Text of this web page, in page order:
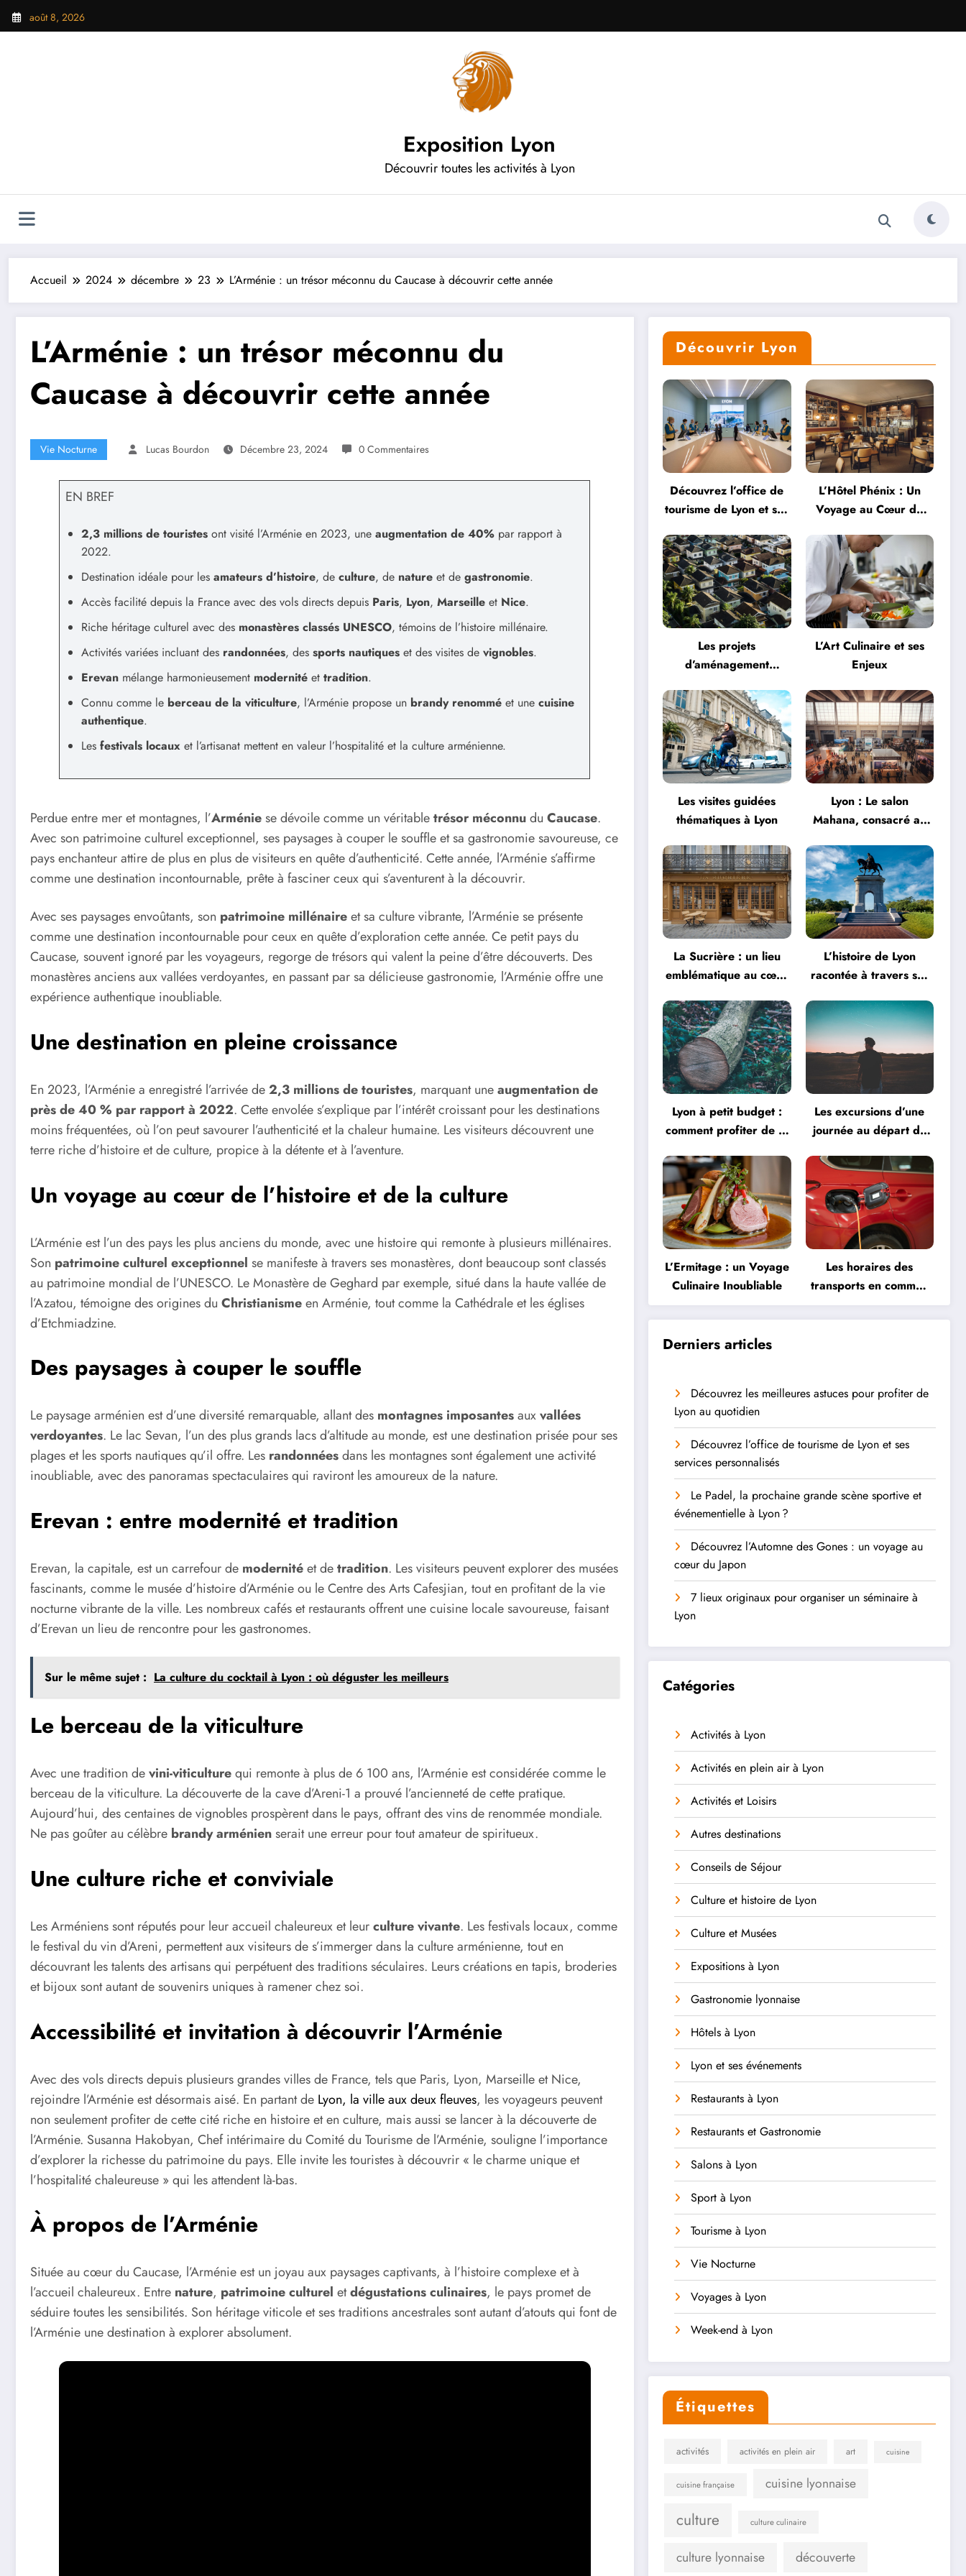
Aller
août 8, 2026
Exposition Lyon
Découvrir toutes les activités à Lyon
Accueil 2024 décembre 23 L’Arménie : un trésor méconnu du Caucase à découvrir cette année
L’Arménie : un trésor méconnu du
Caucase à découvrir cette année
Vie Nocturne Lucas Bourdon Décembre 23, 2024 0 Commentaires
EN BREF
2,3 millions de touristes ont visité l’Arménie en 2023, une augmentation de 40% par rapport à
2022.
Destination idéale pour les amateurs d’histoire, de culture, de nature et de gastronomie.
Accès facilité depuis la France avec des vols directs depuis Paris, Lyon, Marseille et Nice.
Riche héritage culturel avec des monastères classés UNESCO, témoins de l’histoire millénaire.
Activités variées incluant des randonnées, des sports nautiques et des visites de vignobles.
Erevan mélange harmonieusement modernité et tradition.
Connu comme le berceau de la viticulture, l’Arménie propose un brandy renommé et une cuisine
authentique.
Les festivals locaux et l’artisanat mettent en valeur l’hospitalité et la culture arménienne.
Perdue entre mer et montagnes, l’Arméniese dévoile comme un véritabletrésor méconnudu Caucase.
Avec son patrimoine culturel exceptionnel, ses paysages à couper le souffle et sa gastronomie savoureuse, ce
pays enchanteur attire de plus en plus de visiteurs en quête d’authenticité. Cette année, l’Arménie s’affirme
comme une destination incontournable, prête à fasciner ceux qui s’aventurent à la découvrir.
Avec ses paysages envoûtants, son patrimoine millénaireet sa culture vibrante, l’Arménie se présente
comme une destination incontournable pour ceux en quête d’exploration cette année. Ce petit pays du
Caucase, souvent ignoré par les voyageurs, regorge de trésors qui valent la peine d’être découverts. Des
monastères anciens aux vallées verdoyantes, en passant par sa délicieuse gastronomie, l’Arménie offre une
expérience authentique inoubliable.
Une destination en pleine croissance
En 2023, l’Arménie a enregistré l’arrivée de2,3 millions de touristes, marquant uneaugmentation de
près de 40 % par rapport à 2022. Cette envolée s’explique par l’intérêt croissant pour les destinations
moins fréquentées, où l’on peut savourer l’authenticité et la chaleur humaine. Les visiteurs découvrent une
terre riche d’histoire et de culture, propice à la détente et à l’aventure.
Un voyage au cœur de l’histoire et de la culture
L’Arménie est l’un des pays les plus anciens du monde, avec une histoire qui remonte à plusieurs millénaires.
Son patrimoine culturel exceptionnel se manifeste à travers ses monastères, dont beaucoup sont classés
au patrimoine mondial de l’UNESCO. Le Monastère de Geghard par exemple, situé dans la haute vallée de
l’Azatou, témoigne des origines du Christianismeen Arménie, tout comme la Cathédrale et les églises
d’Etchmiadzine.
Des paysages à couper le souffle
Le paysage arménien est d’une diversité remarquable, allant des montagnes imposantesauxvallées
verdoyantes. Le lac Sevan, l’un des plus grands lacs d’altitude au monde, est une destination prisée pour ses
plages et les sports nautiques qu’il offre. Les randonnéesdans les montagnes sont également une activité
inoubliable, avec des panoramas spectaculaires qui raviront les amoureux de la nature.
Erevan : entre modernité et tradition
Erevan, la capitale, est un carrefour de modernitéet detradition. Les visiteurs peuvent explorer des musées
fascinants, comme le musée d’histoire d’Arménie ou le Centre des Arts Cafesjian, tout en profitant de la vie
nocturne vibrante de la ville. Les nombreux cafés et restaurants offrent une cuisine locale savoureuse, faisant
d’Erevan un lieu de rencontre pour les gastronomes.
Sur le même sujet : La culture du cocktail à Lyon : où déguster les meilleurs
Le berceau de la viticulture
Avec une tradition devini-viticulturequi remonte à plus de 6 100 ans, l’Arménie est considérée comme le
berceau de la viticulture. La découverte de la cave d’Areni-1 a prouvé l’ancienneté de cette pratique.
Aujourd’hui, des centaines de vignobles prospèrent dans le pays, offrant des vins de renommée mondiale.
Ne pas goûter au célèbre brandy arménienserait une erreur pour tout amateur de spiritueux.
Une culture riche et conviviale
Les Arméniens sont réputés pour leur accueil chaleureux et leurculture vivante. Les festivals locaux, comme
le festival du vin d’Areni, permettent aux visiteurs de s’immerger dans la culture arménienne, tout en
découvrant les talents des artisans qui perpétuent des traditions séculaires. Leurs créations en tapis, broderies
et bijoux sont autant de souvenirs uniques à ramener chez soi.
Accessibilité et invitation à découvrir l’Arménie
Avec des vols directs depuis plusieurs grandes villes de France, tels que Paris, Lyon, Marseille et Nice,
rejoindre l’Arménie est désormais aisé. En partant de Lyon, la ville aux deux fleuves, les voyageurs peuvent
non seulement profiter de cette cité riche en histoire et en culture, mais aussi se lancer à la découverte de
l’Arménie. Susanna Hakobyan, Chef intérimaire du Comité du Tourisme de l’Arménie, souligne l’importance
d’explorer la richesse du patrimoine du pays. Elle invite les touristes à découvrir « le charme unique et
l’hospitalité chaleureuse » qui les attendent là-bas.
À propos de l’Arménie
Située au cœur du Caucase, l’Arménie est un joyau aux paysages captivants, à l’histoire complexe et à
l’accueil chaleureux. Entre nature, patrimoine culturel etdégustations culinaires, le pays promet de
séduire toutes les sensibilités. Son héritage viticole et ses traditions ancestrales sont autant d’atouts qui font de
l’Arménie une destination à explorer absolument.
Découvrir Lyon
Découvrez l’office de
tourisme de Lyon et ses
L’Hôtel Phénix : Un
Voyage au Cœur de
Les projets
d’aménagement
L’Art Culinaire et ses
Enjeux
Les visites guidées
thématiques à Lyon
Lyon : Le salon
Mahana, consacré au
grand retour à la Halle
Tony Garnier
La Sucrière : un lieu
emblématique au cœur
L’histoire de Lyon
racontée à travers ses
Lyon à petit budget :
comment profiter de la
Les excursions d’une
journée au départ de
L’Ermitage : un Voyage
Culinaire Inoubliable
Les horaires des
transports en commun
à Lyon
Derniers articles
Découvrez les meilleures astuces pour profiter de
Lyon au quotidien
Découvrez l’office de tourisme de Lyon et ses
services personnalisés
Le Padel, la prochaine grande scène sportive et
événementielle à Lyon ?
Découvrez l’Automne des Gones : un voyage au
cœur du Japon
7 lieux originaux pour organiser un séminaire à
Lyon
Catégories
Activités à Lyon
Activités en plein air à Lyon
Activités et Loisirs
Autres destinations
Conseils de Séjour
Culture et histoire de Lyon
Culture et Musées
Expositions à Lyon
Gastronomie lyonnaise
Hôtels à Lyon
Lyon et ses événements
Restaurants à Lyon
Restaurants et Gastronomie
Salons à Lyon
Sport à Lyon
Tourisme à Lyon
Vie Nocturne
Voyages à Lyon
Week-end à Lyon
Étiquettes
activités activités en plein air art cuisine
cuisine française cuisine lyonnaise
culture culture culinaire
culture lyonnaise découverte